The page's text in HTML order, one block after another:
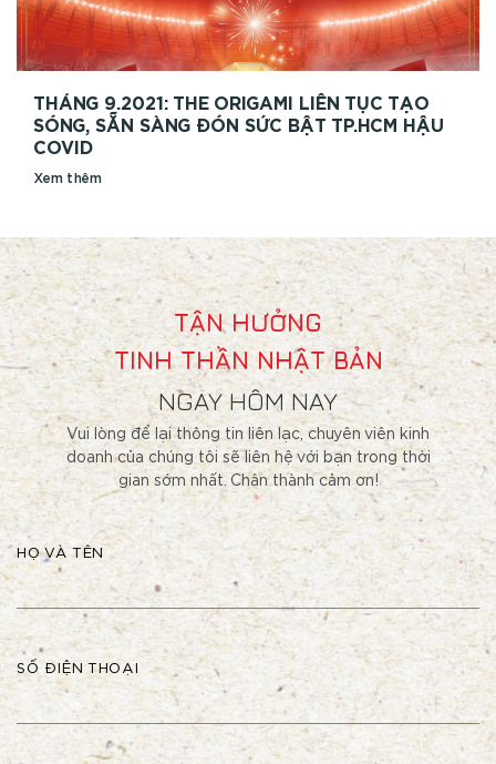
THÁNG 9.2021: THE ORIGAMI LIÊN TỤC TẠO
SÓNG, SẴN SÀNG ĐÓN SỨC BẬT TP.HCM HẬU
COVID
Xem thêm
TẬN HƯỞNG
TINH THẦN NHẬT BẢN
NGAY HÔM NAY
Vui lòng để lại thông tin liên lạc, chuyên viên kinh
doanh của chúng tôi sẽ liên hệ với bạn trong thời
gian sớm nhất. Chân thành cảm ơn!
HỌ VÀ TÊN
SỐ ĐIỆN THOẠI